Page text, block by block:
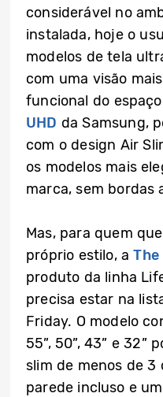
considerável no
instalada, hoje o
modelos de tela
com uma visão
funcional do
UHD da Samsung,
com o design Air
os modelos mais
marca, sem bordas
Mas, para quem
próprio estilo, aThe
produto da linha
precisa estar na
Friday. O modelo
55”, 50”, 43” e 32”
slim de menos de 3
parede incluso e